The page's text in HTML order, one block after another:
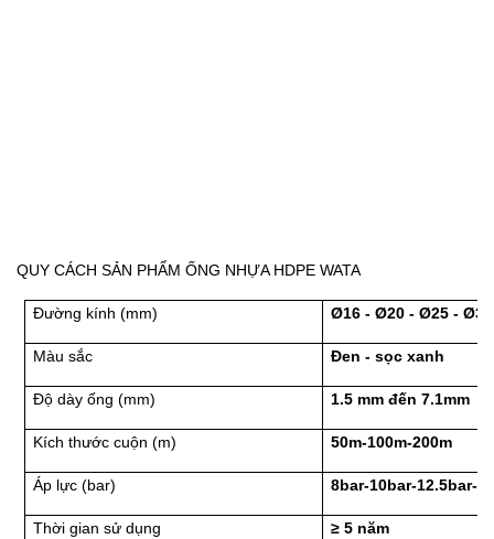
QUY CÁCH SẢN PHẨM ỐNG NHỰA HDPE WATA
Đường kính (mm) Ø16 - Ø20 - Ø25 -
Màu sắc Đen - sọc xanh
Độ dày ống (mm) 1.5 mm đến 7.1mm
Kích thước cuộn (m) 50m-100m-200m
Áp lực (bar) 8bar-10bar-12.5bar-
Thời gian sử dụng ≥ 5 năm